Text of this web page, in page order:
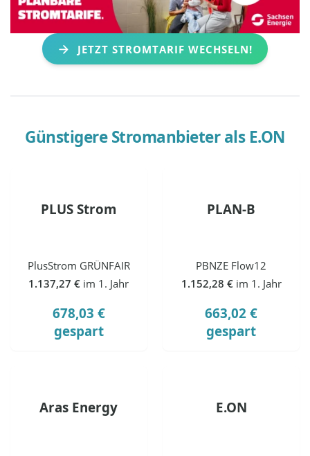
JETZT STROMTARIF WECHSELN!
Günstigere Stromanbieter als E.ON
PLUS Strom
PlusStrom GRÜNFAIR
1.137,27 € im 1. Jahr
678,03 €
gespart
PLAN-B
PBNZE Flow12
1.152,28 € im 1. Jahr
663,02 €
gespart
Aras Energy E.ON